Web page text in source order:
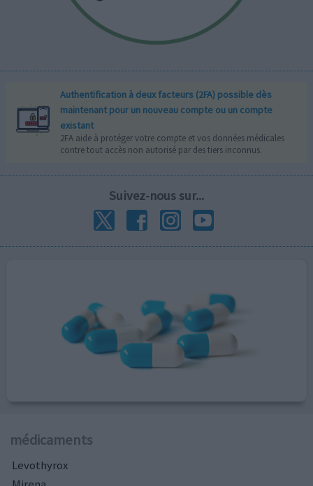
Authentification à deux facteurs (2FA) possible dès
maintenant pour un nouveau compte ou un compte
existant
2FA aide à protéger votre compte et vos données médicales
contre tout accès non autorisé par des tiers inconnus.
Suivez-nous sur...
médicaments
Levothyrox